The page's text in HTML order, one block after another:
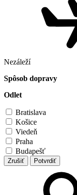
Nezáleží
Spôsob dopravy
Odlet
Bratislava
Košice
Viedeň
Praha
Budapešť
Zrušiť Potvrdiť